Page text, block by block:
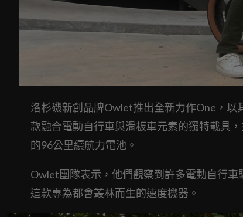
洛杉磯新創品牌Owlet推出全新力作One，
款融合電動自行車與滑板車元素的獨特載具
的96公里續航力電池。
Owlet團隊表示，他們觀察到許多電動自行
這款專為都會叢林而生的速度機器。